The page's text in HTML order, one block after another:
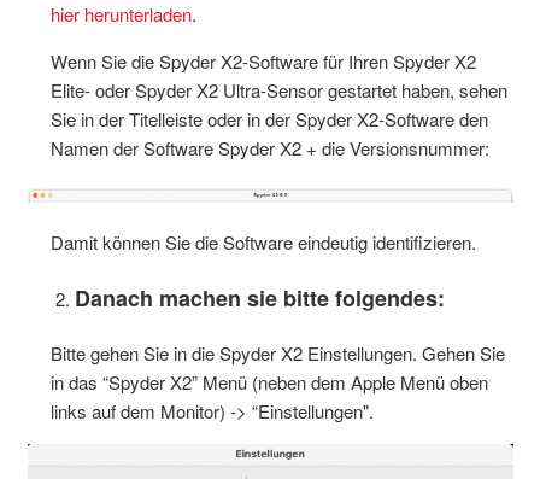
hier herunterladen.
Wenn Sie die Spyder X2-Software für Ihren Spyder X2
Elite- oder Spyder X2 Ultra-Sensor gestartet haben, sehen
Sie in der Titelleiste oder in der Spyder X2-Software den
Namen der Software Spyder X2 + die Versionsnummer:
Damit können Sie die Software eindeutig identifizieren.
Danach machen sie bitte folgendes:
Bitte gehen Sie in die Spyder X2 Einstellungen. Gehen Sie
in das “Spyder X2” Menü (neben dem Apple Menü oben
links auf dem Monitor) -> “Einstellungen".